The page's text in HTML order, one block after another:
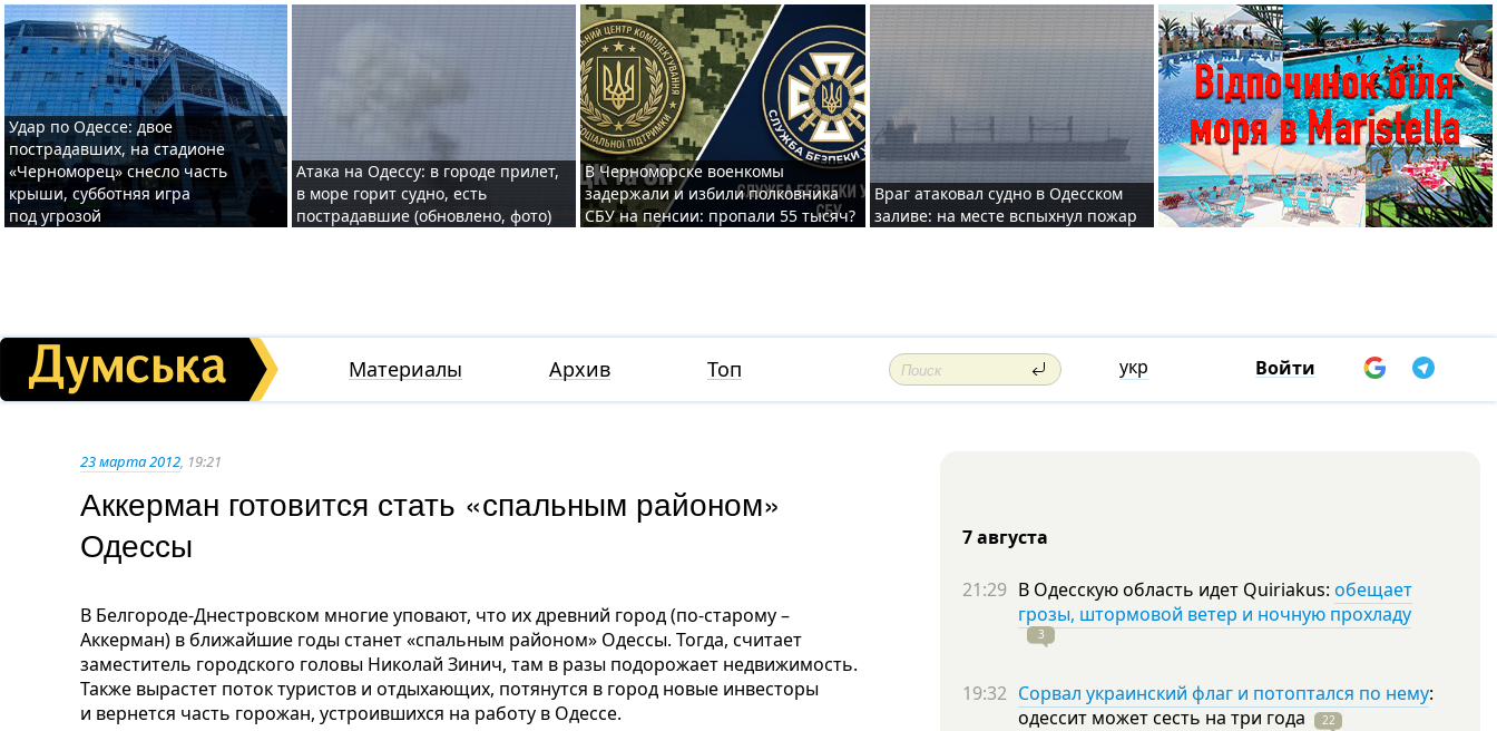
Удар по Одессе: двое
пострадавших, на стадионе
«Черноморец» снесло часть
крыши, субботняя игра
под угрозой
Атака на Одессу: в городе прилет,
в море горит судно, есть
пострадавшие (обновлено, фото)
В Черноморске военкомы
задержали и избили полковника
СБУ на пенсии: пропали 55 тысяч?
Враг атаковал судно в Одесском
заливе: на месте вспыхнул пожар
Материалы Архив Топ укр Войти
23 марта 2012, 19:21
Аккерман готовится стать «спальным районом»
Одессы
В Белгороде-Днестровском многие уповают, что их древний город (по-старому –
Аккерман) в ближайшие годы станет «спальным районом» Одессы. Тогда, считает
заместитель городского головы Николай Зинич, там в разы подорожает недвижимость.
Также вырастет поток туристов и отдыхающих, потянутся в город новые инвесторы
и вернется часть горожан, устроившихся на работу в Одессе.
7 августа
21:29 В Одесскую область идет Quiriakus: обещает
грозы, штормовой ветер и ночную прохладу
3
19:32 Сорвал украинский флаг и потоптался по нему:
одессит может сесть на три года 22